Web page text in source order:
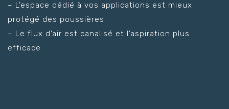
– L’espace dédié à vos applications est mieux
protégé des poussières
– Le flux d’air est canalisé et l’aspiration plus
efficace